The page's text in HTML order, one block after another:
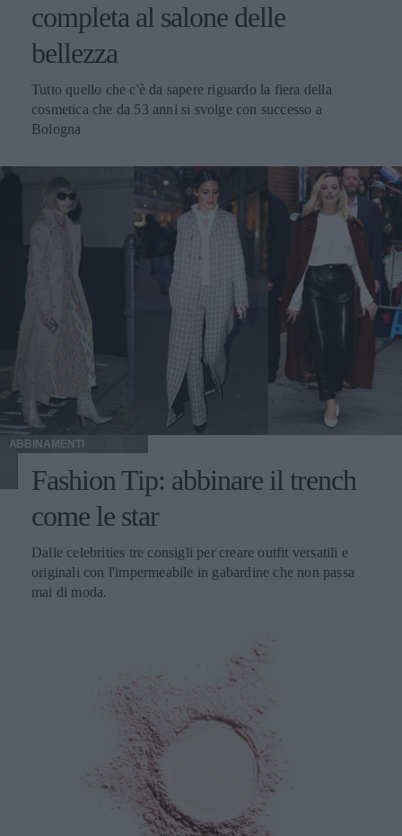
completa al salone delle
bellezza
Tutto quello che c'è da sapere riguardo la fiera della
cosmetica che da 53 anni si svolge con successo a
Bologna
ABBINAMENTI
Fashion Tip: abbinare il trench
come le star
Dalle celebrities tre consigli per creare outfit versatili e
originali con l'impermeabile in gabardine che non passa
mai di moda.